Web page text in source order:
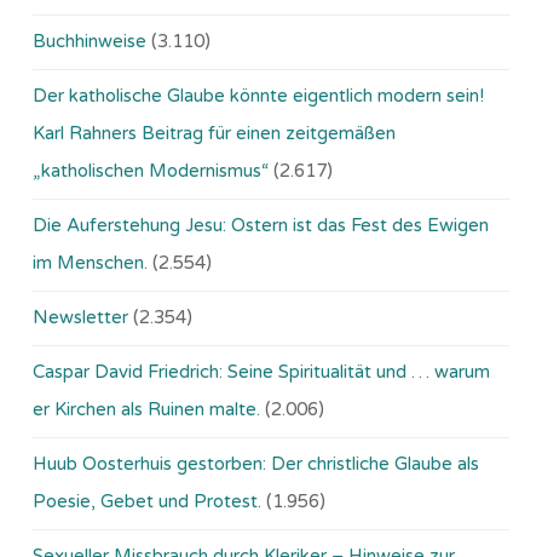
Buchhinweise (3.110)
Der katholische Glaube könnte eigentlich modern sein!
Karl Rahners Beitrag für einen zeitgemäßen
„katholischen Modernismus“ (2.617)
Die Auferstehung Jesu: Ostern ist das Fest des Ewigen
im Menschen. (2.554)
Newsletter (2.354)
Caspar David Friedrich: Seine Spiritualität und … warum
er Kirchen als Ruinen malte. (2.006)
Huub Oosterhuis gestorben: Der christliche Glaube als
Poesie, Gebet und Protest. (1.956)